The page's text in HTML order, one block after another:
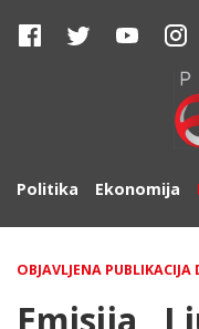
Politika Ekonomija
OBJAVLJENA